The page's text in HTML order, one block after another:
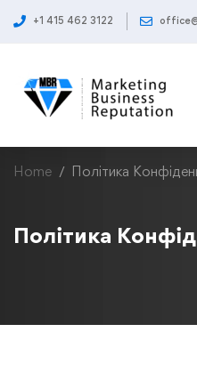
+1 415 462 3122
Home Політика
Політика